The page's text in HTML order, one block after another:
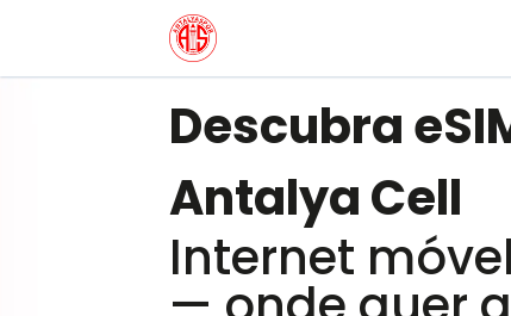
Descubra
Antalya Cell
Internet móvel